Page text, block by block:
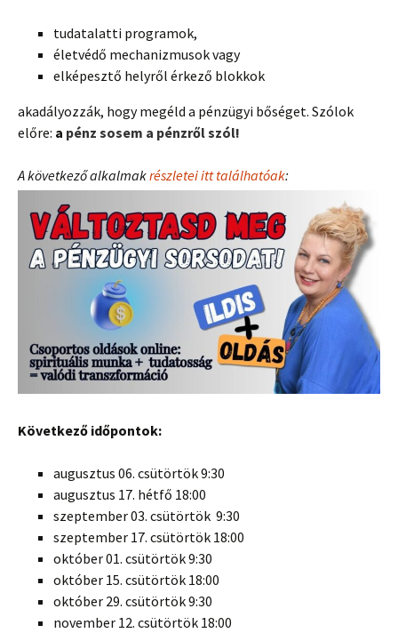
tudatalatti programok,
életvédő mechanizmusok vagy
elképesztő helyről érkező blokkok
akadályozzák, hogy megéld a pénzügyi bőséget. Szólok
előre: a pénz sosem a pénzről szól!
A következő alkalmakrészletei itt találhatóak:
Következő időpontok:
augusztus 06. csütörtök 9:30
augusztus 17. hétfő 18:00
szeptember 03. csütörtök 9:30
szeptember 17. csütörtök 18:00
október 01. csütörtök 9:30
október 15. csütörtök 18:00
október 29. csütörtök 9:30
november 12. csütörtök 18:00